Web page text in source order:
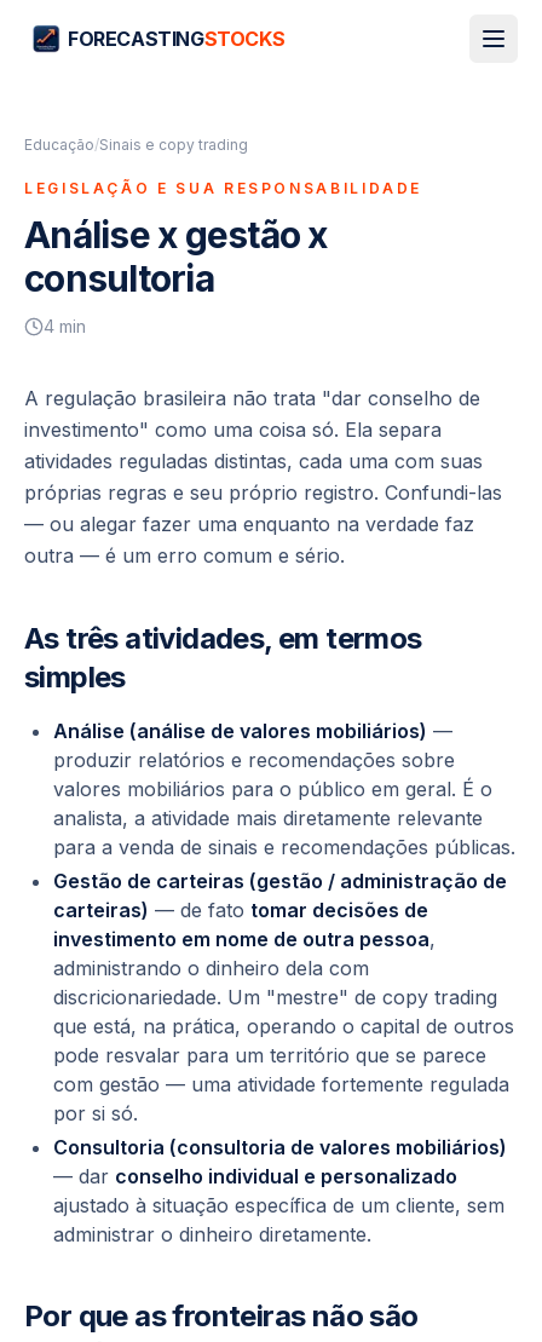
FORECASTINGSTOCKS
Educação/Sinais e copy trading
LEGISLAÇÃO E SUA RESPONSABILIDADE
Análise x gestão x
consultoria
4 min
A regulação brasileira não trata "dar conselho de
investimento" como uma coisa só. Ela separa
atividades reguladas distintas, cada uma com suas
próprias regras e seu próprio registro. Confundi-las
— ou alegar fazer uma enquanto na verdade faz
outra — é um erro comum e sério.
As três atividades, em termos
simples
Análise (análise de valores mobiliários) —
produzir relatórios e recomendações sobre
valores mobiliários para o público em geral. É o
analista, a atividade mais diretamente relevante
para a venda de sinais e recomendações públicas.
Gestão de carteiras (gestão / administração de
carteiras) — de fato tomar decisões de
investimento em nome de outra pessoa,
administrando o dinheiro dela com
discricionariedade. Um "mestre" de copy trading
que está, na prática, operando o capital de outros
pode resvalar para um território que se parece
com gestão — uma atividade fortemente regulada
por si só.
Consultoria (consultoria de valores mobiliários)
— dar conselho individual e personalizado
ajustado à situação específica de um cliente, sem
administrar o dinheiro diretamente.
Por que as fronteiras não são